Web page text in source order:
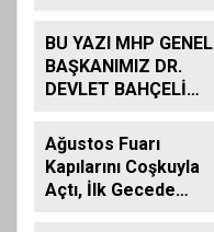
Açıldı
BU YAZI MHP GENEL
BAŞKANIMIZ DR.
DEVLET BAHÇELİ
ALINMIŞ BİLDİRİDİR..
Ağustos Fuarı
Kapılarını Coşkuyla
Açtı, İlk Gecede